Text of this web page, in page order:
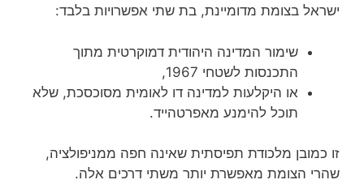
ישראל בצומת מדומיינת, בת שתי אפשרויות בלבד:
שימור המדינה היהודית דמוקרטית מתוך
התכנסות לשטחי 1967,
או היקלעות למדינה דו לאומית מסוכסכת, שלא
תוכל להימנע מאפרטהייד.
זו כמובן מלכודת תפיסתית שאינה חפה ממניפולציה,
שהרי הצומת מאפשרת יותר משתי דרכים אלה.